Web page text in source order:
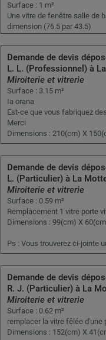
Surface : 1 m²
Une vitre de fenêtre salle de
dimension (76.5 par 43.5)
Demande de devis
L. L. (Professionnel) à
Miroiterie et vitrerie
Surface : 3.15 m²
Ia orana
Est-ce que vous fabriquez
Merci
Dimensions : 210(cm) X
Demande de devis
L. (Particulier) à La
Miroiterie et vitrerie
Surface : 0.59 m²
Remplacement 1 vitre porte
Dimensions : 99(cm) X
Ps : Vous trouverez ci-jointe
Demande de devis
R. J. (Particulier) à La
Miroiterie et vitrerie
Surface : 0.62 m²
remplacer la vitre fêlée d'une
Dimensions : 152(cm) X